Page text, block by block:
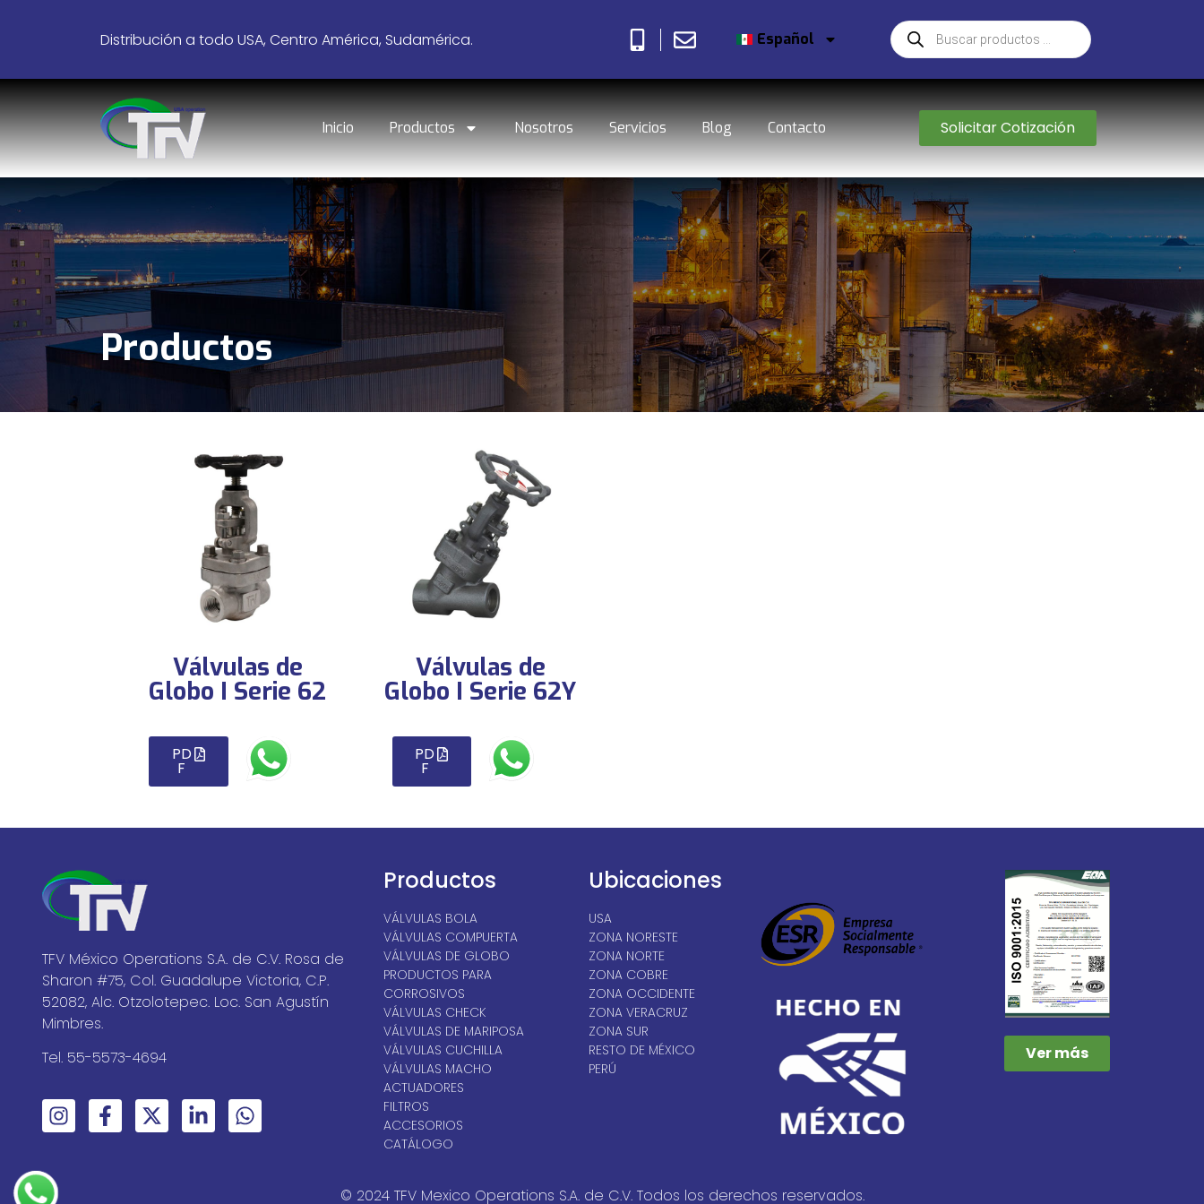
Distribución a todo USA, Centro América, Sudamérica. Español
Inicio Productos Nosotros Servicios Blog Contacto Solicitar Cotización
Productos
Válvulas de
Globo I Serie 62
PD
F
Válvulas de
Globo I Serie 62Y
PD
F
TFV México Operations S.A. de C.V. Rosa de
Sharon #75, Col. Guadalupe Victoria, C.P.
52082, Alc. Otzolotepec. Loc. San Agustín
Mimbres.
Tel. 55-5573-4694
Productos
VÁLVULAS BOLA
VÁLVULAS COMPUERTA
VÁLVULAS DE GLOBO
PRODUCTOS PARA
CORROSIVOS
VÁLVULAS CHECK
VÁLVULAS DE MARIPOSA
VÁLVULAS CUCHILLA
VÁLVULAS MACHO
ACTUADORES
FILTROS
ACCESORIOS
CATÁLOGO
Ubicaciones
USA
ZONA NORESTE
ZONA NORTE
ZONA COBRE
ZONA OCCIDENTE
ZONA VERACRUZ
ZONA SUR
RESTO DE MÉXICO
PERÚ
Ver más
© 2024 TFV Mexico Operations S.A. de C.V. Todos los derechos reservados.